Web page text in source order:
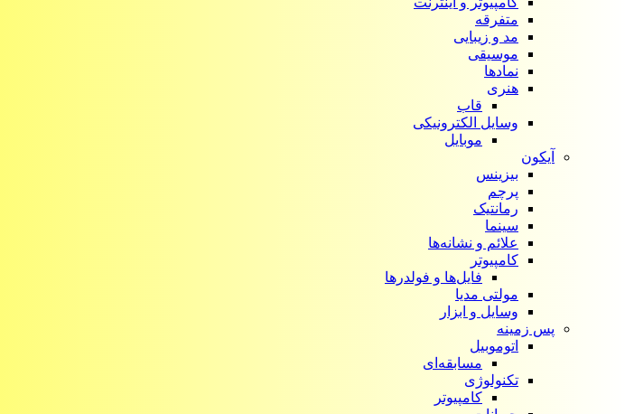
متفرقه
مد و زیبایی
موسیقی
نمادها
هنری
قاب
وسایل الکترونیکی
موبایل
آیکون‌
بیزینس
پرچم
رمانتیک
سینما
علائم و نشانه‌ها
کامپیوتر
فایل‌ها و فولدرها
مولتی مدیا
وسایل و ابزار
پس زمینه
اتوموبیل
مسابقه‌ای
تکنولوژی
کامپیوتر